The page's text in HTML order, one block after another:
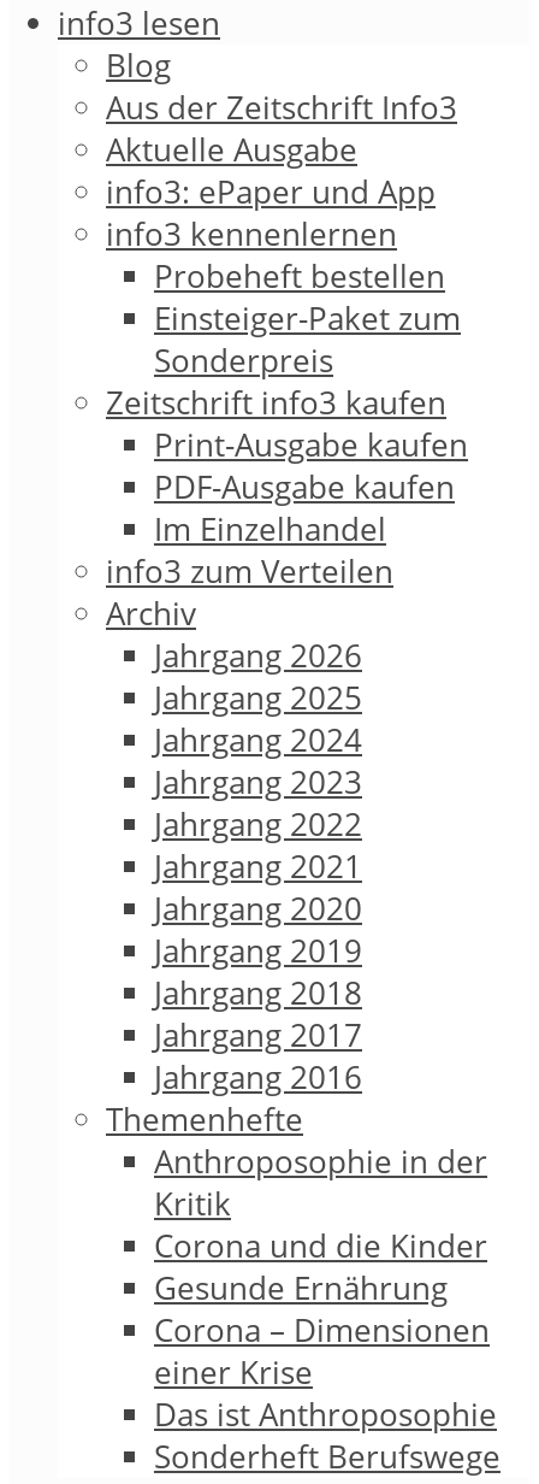
info3 lesen
Blog
Aus der Zeitschrift Info3
Aktuelle Ausgabe
info3: ePaper und App
info3 kennenlernen
Probeheft bestellen
Einsteiger-Paket zum
Sonderpreis
Zeitschrift info3 kaufen
Print-Ausgabe kaufen
PDF-Ausgabe kaufen
Im Einzelhandel
info3 zum Verteilen
Archiv
Jahrgang 2026
Jahrgang 2025
Jahrgang 2024
Jahrgang 2023
Jahrgang 2022
Jahrgang 2021
Jahrgang 2020
Jahrgang 2019
Jahrgang 2018
Jahrgang 2017
Jahrgang 2016
Themenhefte
Anthroposophie in der
Kritik
Corona und die Kinder
Gesunde Ernährung
Corona – Dimensionen
einer Krise
Das ist Anthroposophie
Sonderheft Berufswege